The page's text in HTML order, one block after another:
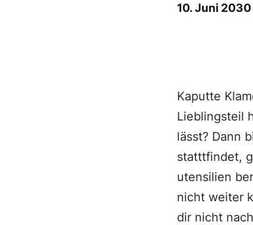
10. Juni 2030
Kaputte
Lieblingsteil
lässt? Dann
statttfindet,
utensilien
nicht weiter
dir nicht